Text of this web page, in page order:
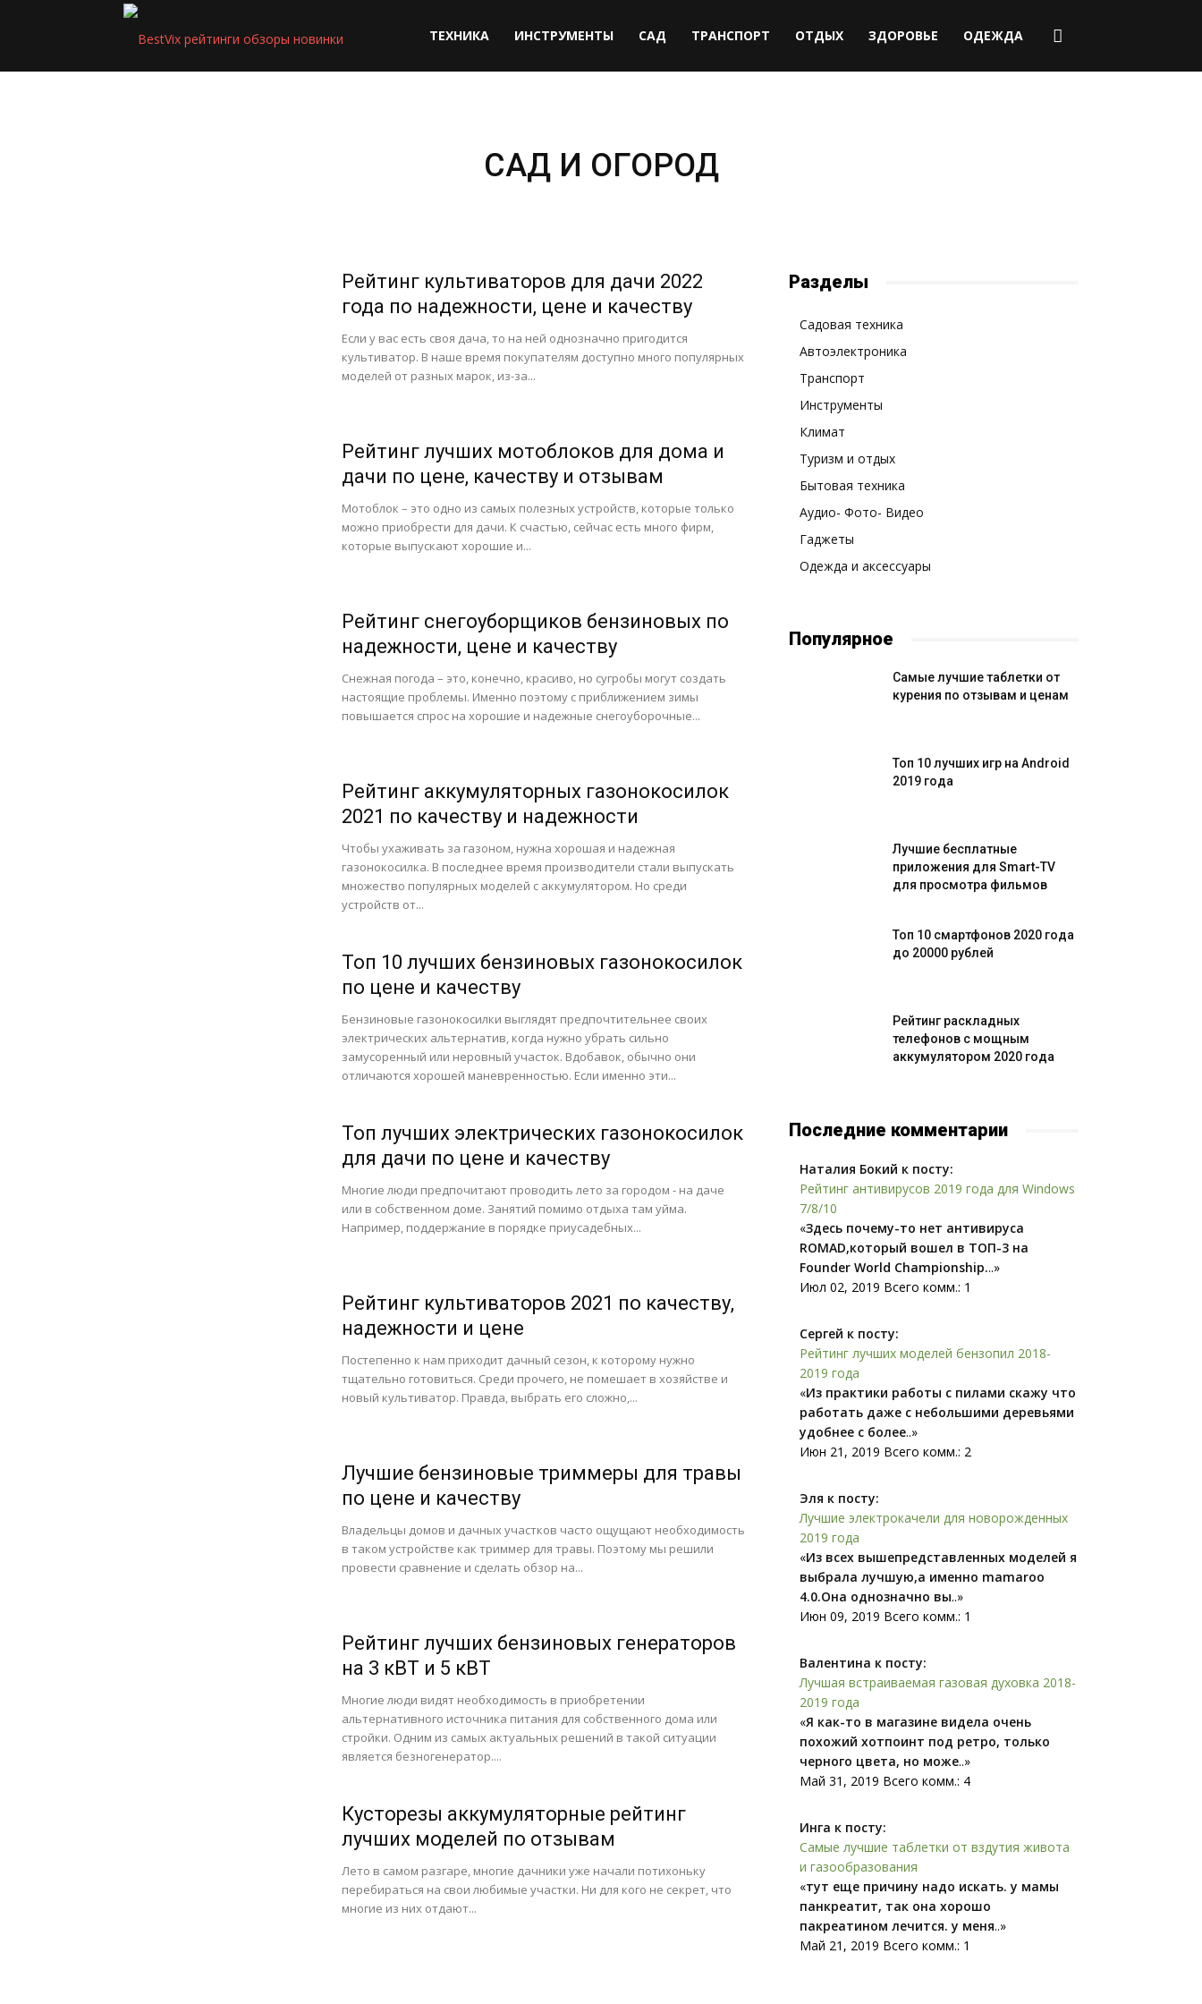
ТЕХНИКА ИНСТРУМЕНТЫ САД ТРАНСПОРТ ОТДЫХ ЗДОРОВЬЕ ОДЕЖДА
САД И ОГОРОД
Рейтинг культиваторов для дачи 2022
года по надежности, цене и качеству
Если у вас есть своя дача, то на ней однозначно пригодится
культиватор. В наше время покупателям доступно много популярных
моделей от разных марок, из-за...
Рейтинг лучших мотоблоков для дома и
дачи по цене, качеству и отзывам
Мотоблок – это одно из самых полезных устройств, которые только
можно приобрести для дачи. К счастью, сейчас есть много фирм,
которые выпускают хорошие и...
Рейтинг снегоуборщиков бензиновых по
надежности, цене и качеству
Снежная погода – это, конечно, красиво, но сугробы могут создать
настоящие проблемы. Именно поэтому с приближением зимы
повышается спрос на хорошие и надежные снегоуборочные...
Рейтинг аккумуляторных газонокосилок
2021 по качеству и надежности
Чтобы ухаживать за газоном, нужна хорошая и надежная
газонокосилка. В последнее время производители стали выпускать
множество популярных моделей с аккумулятором. Но среди
устройств от...
Топ 10 лучших бензиновых газонокосилок
по цене и качеству
Бензиновые газонокосилки выглядят предпочтительнее своих
электрических альтернатив, когда нужно убрать сильно
замусоренный или неровный участок. Вдобавок, обычно они
отличаются хорошей маневренностью. Если именно эти...
Топ лучших электрических газонокосилок
для дачи по цене и качеству
Многие люди предпочитают проводить лето за городом - на даче
или в собственном доме. Занятий помимо отдыха там уйма.
Например, поддержание в порядке приусадебных...
Рейтинг культиваторов 2021 по качеству,
надежности и цене
Постепенно к нам приходит дачный сезон, к которому нужно
тщательно готовиться. Среди прочего, не помешает в хозяйстве и
новый культиватор. Правда, выбрать его сложно,...
Лучшие бензиновые триммеры для травы
по цене и качеству
Владельцы домов и дачных участков часто ощущают необходимость
в таком устройстве как триммер для травы. Поэтому мы решили
провести сравнение и сделать обзор на...
Рейтинг лучших бензиновых генераторов
на 3 кВТ и 5 кВТ
Многие люди видят необходимость в приобретении
альтернативного источника питания для собственного дома или
стройки. Одним из самых актуальных решений в такой ситуации
является безногенератор....
Кусторезы аккумуляторные рейтинг
лучших моделей по отзывам
Лето в самом разгаре, многие дачники уже начали потихоньку
перебираться на свои любимые участки. Ни для кого не секрет, что
многие из них отдают...
Разделы
Садовая техника
Автоэлектроника
Транспорт
Инструменты
Климат
Туризм и отдых
Бытовая техника
Аудио- Фото- Видео
Гаджеты
Одежда и аксессуары
Популярное
Самые лучшие таблетки от
курения по отзывам и ценам
Топ 10 лучших игр на Android
2019 года
Лучшие бесплатные
приложения для Smart-TV
для просмотра фильмов
Топ 10 смартфонов 2020 года
до 20000 рублей
Рейтинг раскладных
телефонов с мощным
аккумулятором 2020 года
Последние комментарии
Наталия Бокий к посту:
Рейтинг антивирусов 2019 года для Windows
7/8/10
«Здесь почему-то нет антивируса
ROMAD,который вошел в ТОП-3 на
Founder World Championship...»
Июл 02, 2019 Всего комм.: 1
Сергей к посту:
Рейтинг лучших моделей бензопил 2018-
2019 года
«Из практики работы с пилами скажу что
работать даже с небольшими деревьями
удобнее с более..»
Июн 21, 2019 Всего комм.: 2
Эля к посту:
Лучшие электрокачели для новорожденных
2019 года
«Из всех вышепредставленных моделей я
выбрала лучшую,а именно mamaroo
4.0.Она однозначно вы..»
Июн 09, 2019 Всего комм.: 1
Валентина к посту:
Лучшая встраиваемая газовая духовка 2018-
2019 года
«Я как-то в магазине видела очень
похожий xoтпоинт под ретро, только
черного цвета, но може..»
Май 31, 2019 Всего комм.: 4
Инга к посту:
Самые лучшие таблетки от вздутия живота
и газообразования
«тут еще причину надо искать. у мамы
панкреатит, так она хорошо
пакреатином лечится. у меня..»
Май 21, 2019 Всего комм.: 1